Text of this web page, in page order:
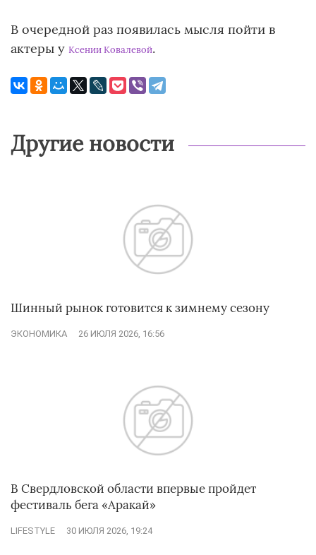
В очередной раз появилась мысля пойти в
актеры у Ксении Ковалевой.
Другие новости
Шинный рынок готовится к зимнему сезону
ЭКОНОМИКА 26 ИЮЛЯ 2026, 16:56
В Свердловской области впервые пройдет
фестиваль бега «Аракай»
LIFESTYLE 30 ИЮЛЯ 2026, 19:24